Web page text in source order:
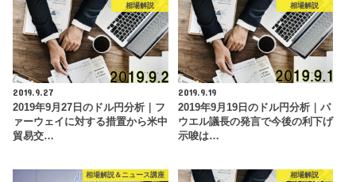
相場解説
2019.9.27
2019年9月27日のドル円分析｜フ
ァーウェイに対する措置から米中
貿易交…
相場解説
2019.9.19
2019年9月19日のドル円分析｜パ
ウエル議長の発言で今後の利下げ
示唆は…
相場解説＆ニュース講座 相場解説